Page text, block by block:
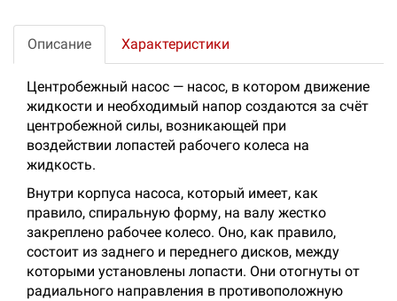
Описание Характеристики
Центробежный насос — насос, в котором движение
жидкости и необходимый напор создаются за счёт
центробежной силы, возникающей при
воздействии лопастей рабочего колеса на
жидкость.
Внутри корпуса насоса, который имеет, как
правило, спиральную форму, на валу жестко
закреплено рабочее колесо. Оно, как правило,
состоит из заднего и переднего дисков, между
которыми установлены лопасти. Они отогнуты от
радиального направления в противоположную